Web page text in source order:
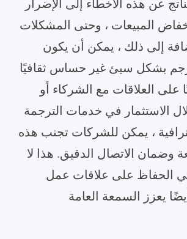
عن هذه الأخطاء إلى الإضرار
المبيعات ، وحتى المشكلات
إلى ذلك ، يمكن أن يكون
بشكل سيئ غير حساس ثقافيًا
على العلاقات مع الشركاء أو
الاستثمار في خدمات الترجمة
، يمكن للشركات تجنب هذه
وضمان الاتصال الدقيق. هذا لا
الحفاظ على علاقات عمل
يعزز السمعة العامة